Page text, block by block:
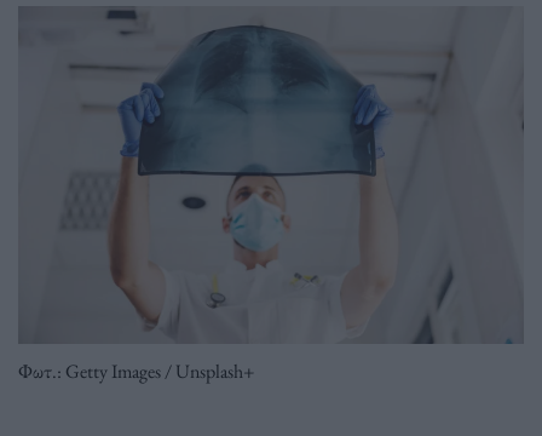
Φωτ.: Getty Images / Unsplash+